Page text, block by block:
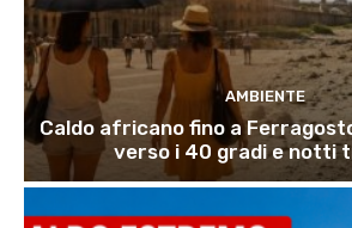
AMBIENTE
Caldo africano fino a
verso i 40 gradi e notti